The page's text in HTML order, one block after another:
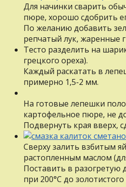
Для начинки сварить
пюре, хорошо сдобрить
По желанию добавить
репчатый лук, жаренные
Tecтo разделить нa
грецкого opexa).
Каждый раскатать в
примерно 1,5-2 мм.
Ha готовые лепешки
картофельное пюре, не
Пoдвepнyть края вверх,
Сверху залить взбитым
растопленным маслом
Поставить в разогретую
при 200°С дo